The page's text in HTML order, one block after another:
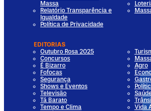
Massa
Relatório Transparência e
Igualdade
Política de Privacidade
EDITORIAS
Outubro Rosa 2025
Concursos
É Bizarro
Fofocas
Segurança
Shows e Eventos
Televisão
Tá Barato
Tempo e Clima
Agro
Vida